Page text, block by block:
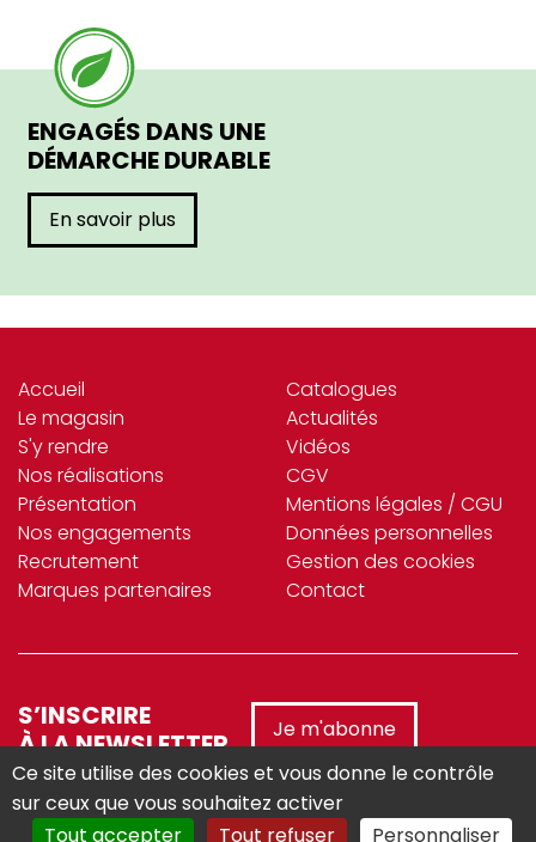
ENGAGÉS DANS UNE
DÉMARCHE DURABLE
En savoir plus
Accueil
Le magasin
S'y rendre
Nos réalisations
Présentation
Nos engagements
Recrutement
Marques partenaires
Catalogues
Actualités
Vidéos
CGV
Mentions légales / CGU
Données personnelles
Gestion des cookies
Contact
S’INSCRIRE
À LA NEWSLETTER
Je m'abonne
Ce site utilise des cookies et vous donne le contrôle
sur ceux que vous souhaitez activer
Tout accepter
Tout refuser Personnaliser